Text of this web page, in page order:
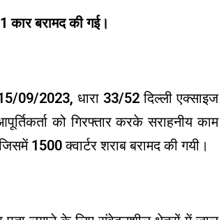
कार बरामद की गई।
09/2023, धारा 33/52 दिल्ली एक्साइज
को गिरफ्तार करके सराहनीय काम
1500 क्वार्टर शराब बरामद की गयी।